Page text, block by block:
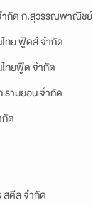
ำกัด ก.สุวรรณพาณิชย์
ทย ฟู๊ดส์ จำกัด
ทยฟู๊ด จำกัด
รามยอน จำกัด
ด
สตีล จำกัด